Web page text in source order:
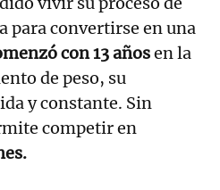
para convertirse en una
con 13 añosen la
de peso, su
y constante. Sin
competir en